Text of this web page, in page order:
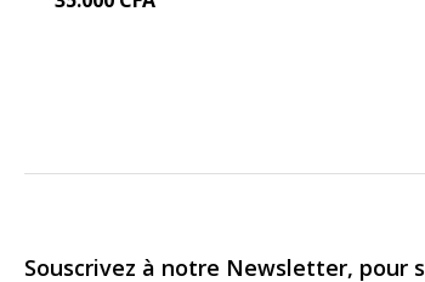
Souscrivez à notre Newsletter, pour